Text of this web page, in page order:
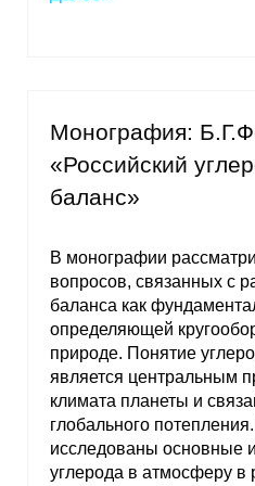
Монография:
«Российский
баланс»
В монографии
вопросов, связанных с
баланса как
определяющей
природе. Понятие
является центральным
климата планеты и
глобального
исследованы основные
углерода в атмосферу в